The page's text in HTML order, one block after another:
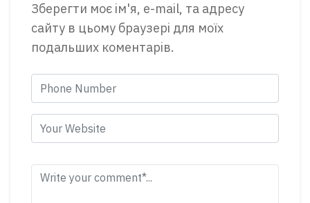
Зберегти моє ім'я, e-mail, та адресу
сайту в цьому браузері для моїх
подальших коментарів.